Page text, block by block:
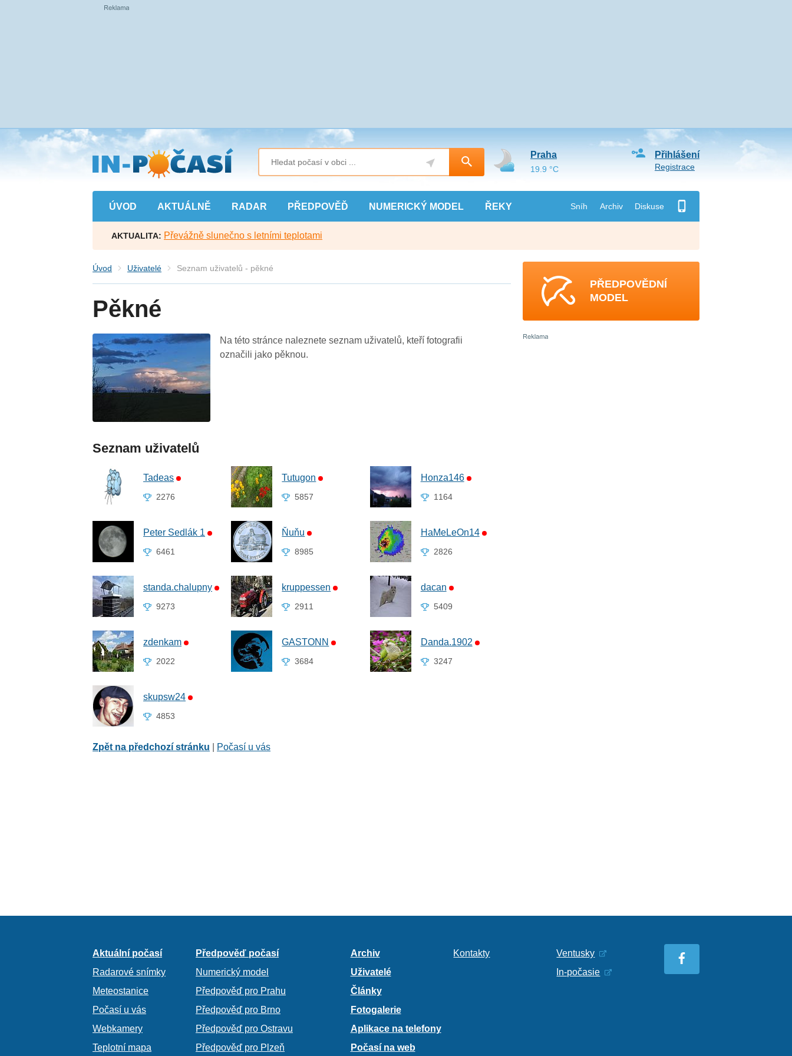
Přejít
na
hlavní
obsah
ÚVOD AKTUÁLNĚ RADAR PŘEDPOVĚĎ NUMERICKÝ MODEL ŘEKY Sníh Archiv Diskuse
Přihlášení
Registrace
Praha
19.9 °C
AKTUALITA: Převážně slunečno s letními teplotami
Úvod Uživatelé Seznam uživatelů - pěkné
Pěkné
Na této stránce naleznete seznam uživatelů, kteří fotografii
označili jako pěknou.
Seznam uživatelů
Tadeas
2276
Tutugon
5857
Honza146
1164
Peter Sedlák 1
6461
Ňuňu
8985
HaMeLeOn14
2826
standa.chalupny
9273
kruppessen
2911
dacan
5409
zdenkam
2022
GASTONN
3684
Danda.1902
3247
skupsw24
4853
Zpět na předchozí stránku Počasí u vás
PŘEDPOVĚDNÍ
MODEL
Aktuální počasí
Radarové snímky
Meteostanice
Počasí u vás
Webkamery
Teplotní mapa
Předpověď počasí
Numerický model
Předpověď pro Prahu
Předpověď pro Brno
Předpověď pro Ostravu
Předpověď pro Plzeň
Archiv
Uživatelé
Články
Fotogalerie
Aplikace na telefony
Počasí na web
Kontakty
Ventusky
In-počasie